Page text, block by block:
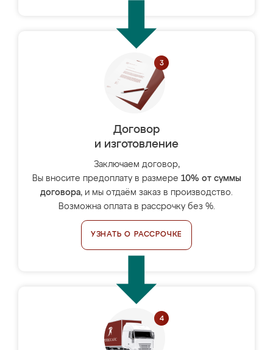
Договор
и изготовление
Заключаем договор,
Вы вносите предоплату в размере 10% от суммы
договора, и мы отдаём заказ в производство.
Возможна оплата в рассрочку без %.
УЗНАТЬ О РАССРОЧКЕ